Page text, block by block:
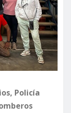
Policía